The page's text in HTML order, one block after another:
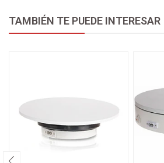
TAMBIÉN TE PUEDE INTERESAR